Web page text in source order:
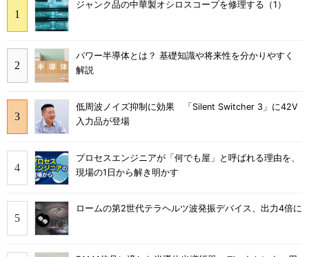
ジャンク品の中華製オシロスコープを修理する（1）
パワー半導体とは？ 基礎知識や将来性を分かりやすく
解説
低周波ノイズ抑制に効果 「Silent Switcher 3」に42V
入力品が登場
プロセスエンジニアが「何でも屋」と呼ばれる理由を、
現場の1日から解き明かす
ロームの第2世代テラヘルツ波発振デバイス、出力4倍に